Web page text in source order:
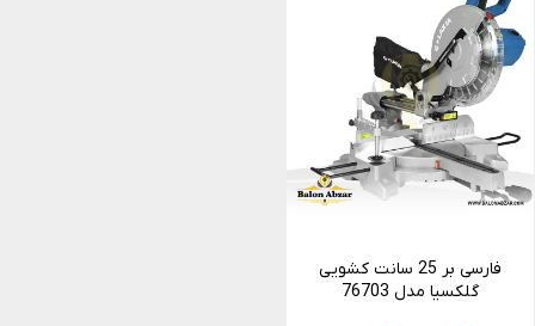
فارسی بر 25 سانت کشویی
گلکسیا مدل 76703